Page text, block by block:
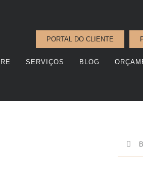
PORTAL DO CLIENTE
SERVIÇOS BLOG